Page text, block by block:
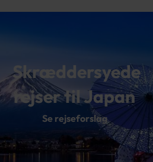
Skræddersyede
rejser til Japan
Se rejseforslag